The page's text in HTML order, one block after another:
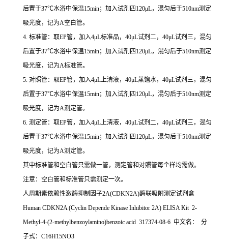
后置于37℃水浴中保温15min；加入试剂四120μL，混匀后于510nm测定
吸光度，记为A空白管。
4. 标准管：取EP管，加入4μL标准品，40μL试剂二，40μL试剂三，混匀
后置于37℃水浴中保温15min；加入试剂四120μL，混匀后于510nm测定
吸光度，记为A标准管。
5. 对照管：取EP管，加入4μL上清液，40μL蒸馏水，40μL试剂三，混匀
后置于37℃水浴中保温15min；加入试剂四120μL，混匀后于510nm测定
吸光度，记为A测定管。
6. 测定管：取EP管，加入4μL上清液，40μL试剂二，40μL试剂三，混匀
后置于37℃水浴中保温15min；加入试剂四120μL，混匀后于510nm测定
吸光度，记为A测定管。
其中标准管和空白管只需做一管，测定管和对照管每个样均需做。
注意：空白管和标准管只需测定一次。
人周期素依赖性激酶抑制因子2A(CDKN2A)酶联吸附测定试剂盒
Human CDKN2A (Cyclin Depende Kinase Inhibitor 2A) ELISA Kit 2-
Methyl-4-(2-methylbenzoylamino)benzoic acid 317374-08-6 中文名： 分
子式：C16H15NO3